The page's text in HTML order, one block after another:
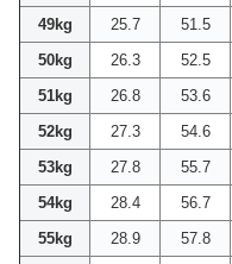
49kg
25.7 51.5
50kg
26.3 52.5
51kg
26.8 53.6
52kg
27.3 54.6
53kg
27.8 55.7
54kg
28.4 56.7
55kg
28.9 57.8